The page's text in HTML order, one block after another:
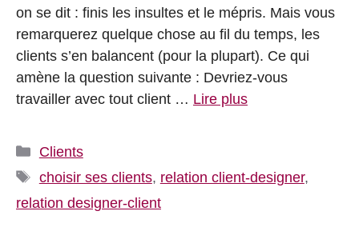
on se dit : finis les insultes et le mépris. Mais vous
remarquerez quelque chose au fil du temps, les
clients s’en balancent (pour la plupart). Ce qui
amène la question suivante : Devriez-vous
travailler avec tout client … Lire plus
Catégories
Clients
Étiquettes
choisir ses clients, relation client-designer,
relation designer-client